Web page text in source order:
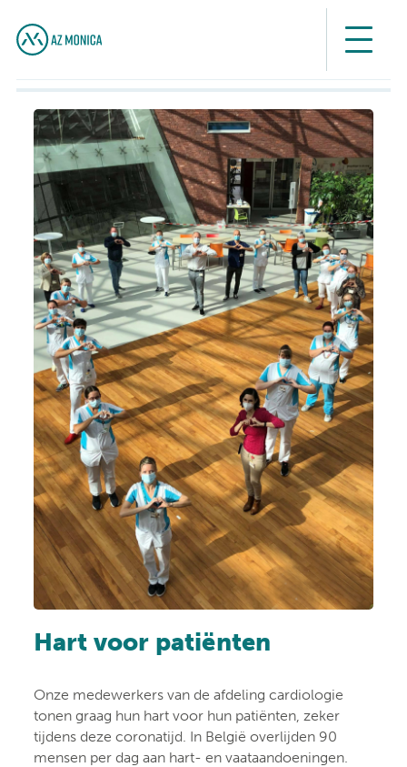
Hart voor patiënten
Onze medewerkers van de afdeling cardiologie
tonen graag hun hart voor hun patiënten, zeker
tijdens deze coronatijd. In België overlijden 90
mensen per dag aan hart- en vaataandoeningen.